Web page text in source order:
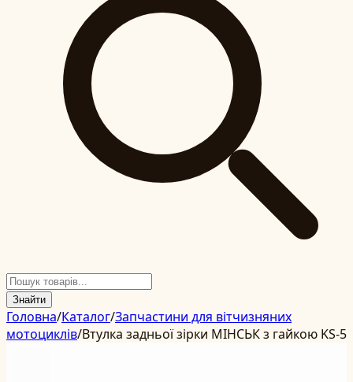
Знайти
Головна/Каталог/Запчастини для вітчизняних
мотоциклів/Втулка задньої зірки МІНСЬК з гайкою KS-5